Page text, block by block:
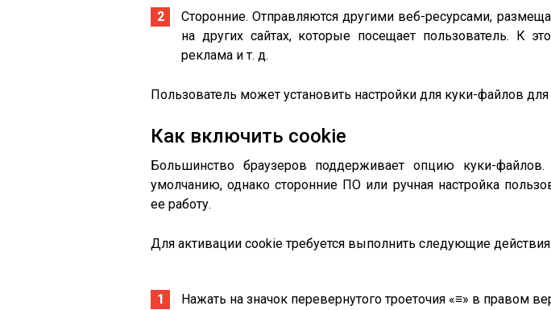
Сторонние. Отправляются другими веб-ресурсами,
на других сайтах, которые посещает пользователь. К
реклама и т. д.
Пользователь может установить настройки для куки-файлов
Как включить cookie
Большинство браузеров поддерживает опцию куки-
умолчанию, однако сторонние ПО или ручная настройка
ее работу.
Для активации cookie требуется выполнить следующие действия:
Нажать на значок перевернутого троеточия «≡» в правом